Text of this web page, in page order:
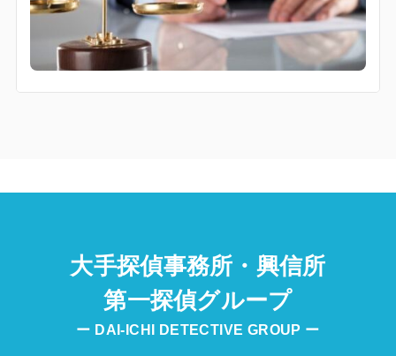
大手探偵事務所・興信所
第一探偵グループ
ー DAI-ICHI DETECTIVE GROUP ー